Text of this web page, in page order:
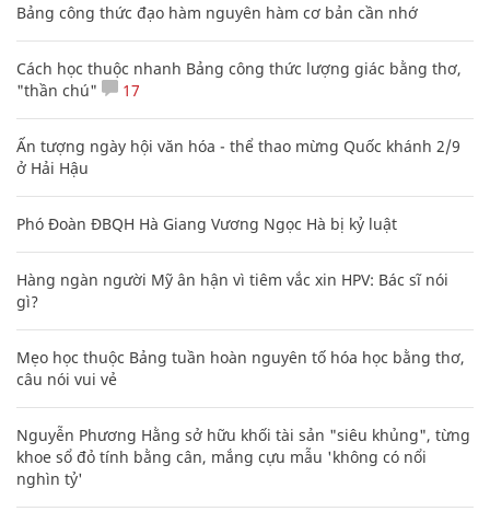
Bảng công thức đạo hàm nguyên hàm cơ bản cần nhớ
Cách học thuộc nhanh Bảng công thức lượng giác bằng thơ,
"thần chú"
17
Ấn tượng ngày hội văn hóa - thể thao mừng Quốc khánh 2/9
ở Hải Hậu
Phó Đoàn ĐBQH Hà Giang Vương Ngọc Hà bị kỷ luật
Hàng ngàn người Mỹ ân hận vì tiêm vắc xin HPV: Bác sĩ nói
gì?
Mẹo học thuộc Bảng tuần hoàn nguyên tố hóa học bằng thơ,
câu nói vui vẻ
Nguyễn Phương Hằng sở hữu khối tài sản "siêu khủng", từng
khoe sổ đỏ tính bằng cân, mắng cựu mẫu 'không có nổi
nghìn tỷ'